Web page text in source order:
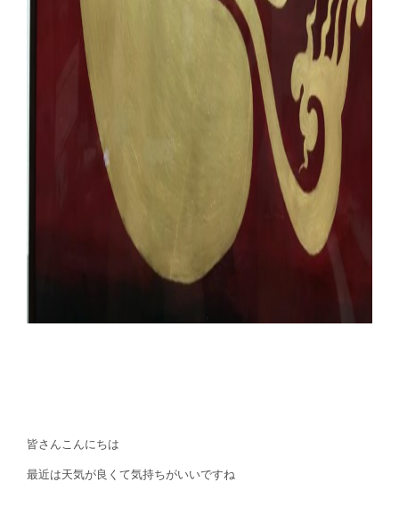
皆さんこんにちは
最近は天気が良くて気持ちがいいですね